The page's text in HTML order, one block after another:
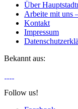
Über
Arbeite mit uns
Kontakt
Impressum
Bekannt aus:
Follow us!